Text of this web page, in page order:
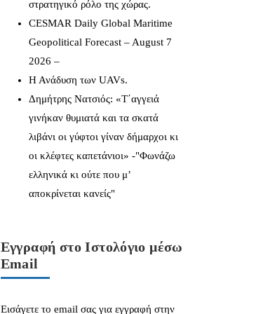
στρατηγικό ρόλο της χώρας.
CESMAR Daily Global Maritime
Geopolitical Forecast – August 7
2026 –
Η Ανάδυση των UAVs.
Δημήτρης Νατσιός: «Τ΄αγγειά
γινήκαν θυμιατά και τα σκατά
λιβάνι οι γύφτοι γίναν δήμαρχοι κι
οι κλέφτες καπετάνιοι» -"Φωνάζω
ελληνικά κι ούτε που μ’
αποκρίνεται κανείς"
Εγγραφή στο Ιστολόγιο μέσω
Email
Εισάγετε το email σας για εγγραφή στην